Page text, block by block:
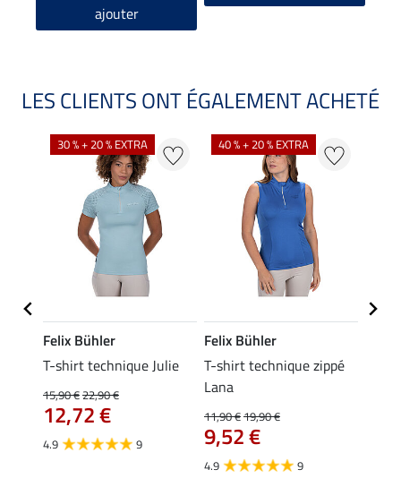
ajouter
LES CLIENTS ONT ÉGALEMENT ACHETÉ
30 % + 20 % EXTRA
Felix Bühler
T-shirt technique Julie
15,90 €22,90 €
12,72 €
4.9 9
40 % + 20 % EXTRA
Felix Bühler
T-shirt technique zippé
Lana
11,90 €19,90 €
9,52 €
4.9 9